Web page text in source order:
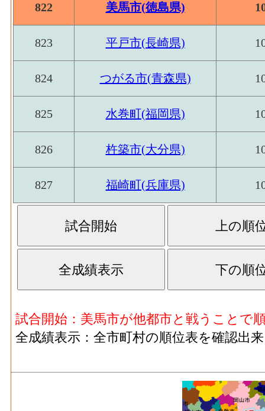
822 美馬市(徳島県)
823 平戸市(長崎県)
824 つがる市(青森県)
825 水巻町(福岡県)
826 杵築市(大分県)
827 福崎町(兵庫県)
試合開始：美馬市が他都市と戦うことで
全成績表示：全市町村の順位表を確認出